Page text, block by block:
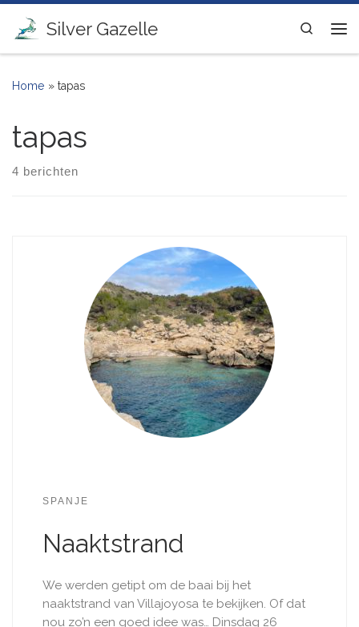
Ga naar inhoud
Silver Gazelle
Search
Home » tapas
tapas
4 berichten
SPANJE
Naaktstrand
We werden getipt om de baai bij het
naaktstrand van Villajoyosa te bekijken. Of dat
nou zo’n een goed idee was… Dinsdag 26